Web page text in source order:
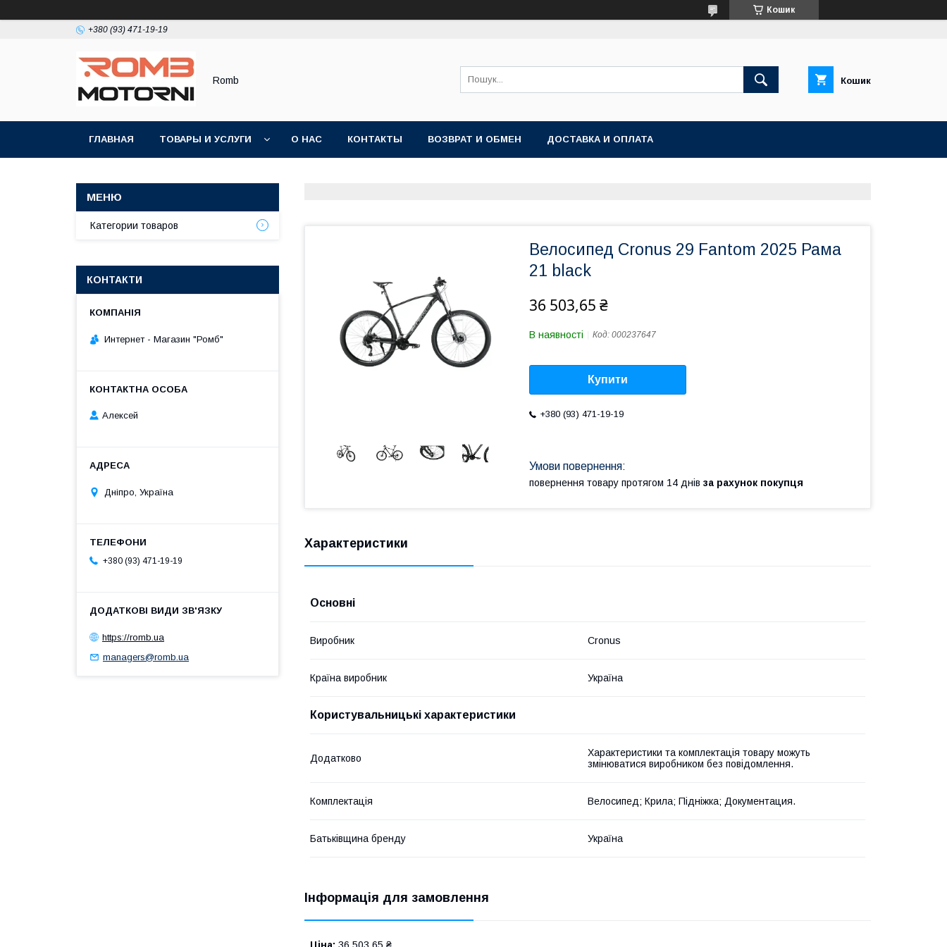
Кошик
+380 (93) 471-19-19
Romb Кошик
ГЛАВНАЯ ТОВАРЫ И УСЛУГИ О НАС КОНТАКТЫ ВОЗВРАТ И ОБМЕН ДОСТАВКА И ОПЛАТА
Велосипед Cronus 29 Fantom 2025 Рама
21 black
36 503,65 ₴
В наявності Код: 000237647
Купити
+380 (93) 471-19-19
повернення товару протягом 14 днів за рахунок покупця
Характеристики
Основні
Виробник Cronus
Країна виробник Україна
Користувальницькі характеристики
Додатково
Характеристики та комплектація товару можуть
змінюватися виробником без повідомлення.
Комплектація Велосипед; Крила; Підніжка; Документация.
Батьківщина бренду Україна
Інформація для замовлення
Ціна: 36 503,65 ₴
Категории товаров
КОНТАКТИ
Интернет - Магазин "Ромб"
Алексей
Дніпро, Україна
+380 (93) 471-19-19
https://romb.ua
managers@romb.ua